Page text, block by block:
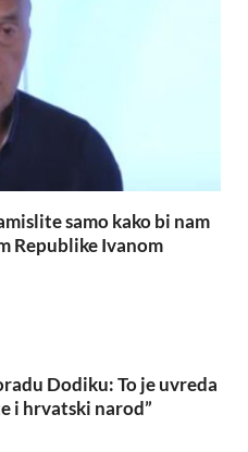
samo kako bi nam
Republike Ivanom
Dodiku: To je uvreda
i hrvatski narod”